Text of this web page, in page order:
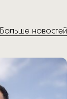
Больше новостей